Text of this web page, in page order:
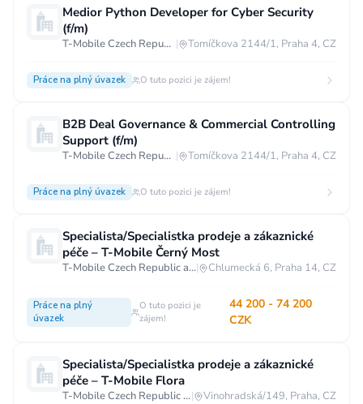
Medior Python Developer for Cyber Security
(f/m)
T-Mobile Czech Republic a.s. | Tomíčkova 2144/1, Praha 4, CZ
Práce na plný úvazek O tuto pozici je zájem!
B2B Deal Governance & Commercial Controlling
Support (f/m)
T-Mobile Czech Republic a.s. | Tomíčkova 2144/1, Praha 4, CZ
Práce na plný úvazek O tuto pozici je zájem!
Specialista/Specialistka prodeje a zákaznické
péče – T-Mobile Černý Most
T-Mobile Czech Republic a.s.| Chlumecká 6, Praha 14, CZ
Práce na plný
úvazek
O tuto pozici je
zájem!
44 200 - 74 200
CZK
Specialista/Specialistka prodeje a zákaznické
péče – T-Mobile Flora
T-Mobile Czech Republic a.s.| Vinohradská/149, Praha, CZ
Ostatní mzdy
za hodinu za manday za rok
Typ úvazku
Práce na živnost
Brigáda Stáž / Trainee
Vzdělání
Vzdělání není podstatné
Základní
Odborné vyučení bez maturity
Vyšší odborné
Bakalářské
MBA, MBT, postgraduální studium